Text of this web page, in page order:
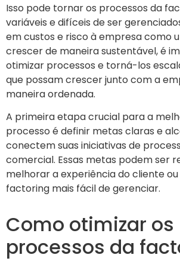
Isso pode tornar os processos da
variáveis e difíceis de ser
em custos e risco à empresa como
crescer de maneira sustentável, é
otimizar processos e torná-los
que possam crescer junto com a
maneira ordenada.
A primeira etapa crucial para a
processo é definir metas claras e
conectem suas iniciativas de
comercial. Essas metas podem ser
melhorar a experiência do cliente
factoring mais fácil de gerenciar.
Como otimizar os
processos da